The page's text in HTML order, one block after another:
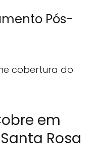
Pós-
cobertura do
em
Rosa